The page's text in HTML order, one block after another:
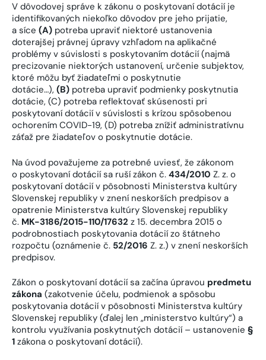
V dôvodovej správe k zákonu o poskytovaní dotácií je
identifikovaných niekoľko dôvodov pre jeho prijatie,
a síce (A) potreba upraviť niektoré ustanovenia
doterajšej právnej úpravy vzhľadom na aplikačné
problémy v súvislosti s poskytovaním dotácií (najmä
precizovanie niektorých ustanovení, určenie subjektov,
ktoré môžu byť žiadateľmi o poskytnutie
dotácie…), (B) potreba upraviť podmienky poskytnutia
dotácie, (C) potreba reflektovať skúsenosti pri
poskytovaní dotácií v súvislosti s krízou spôsobenou
ochorením COVID-19, (D) potreba znížiť administratívnu
záťaž pre žiadateľov o poskytnutie dotácie.
Na úvod považujeme za potrebné uviesť, že zákonom
o poskytovaní dotácií sa ruší zákon č. 434/2010 Z. z. o
poskytovaní dotácií v pôsobnosti Ministerstva kultúry
Slovenskej republiky v znení neskorších predpisov a
opatrenie Ministerstva kultúry Slovenskej republiky
č. MK-3186/2015-110/17632 z 15. decembra 2015 o
podrobnostiach poskytovania dotácií zo štátneho
rozpočtu (oznámenie č. 52/2016 Z. z.) v znení neskorších
predpisov.
Zákon o poskytovaní dotácií sa začína úpravou predmetu
zákona (zakotvenie účelu, podmienok a spôsobu
poskytovania dotácií v pôsobnosti Ministerstva kultúry
Slovenskej republiky (ďalej len „ministerstvo kultúry“) a
kontrolu využívania poskytnutých dotácií – ustanovenie §
1 zákona o poskytovaní dotácií).